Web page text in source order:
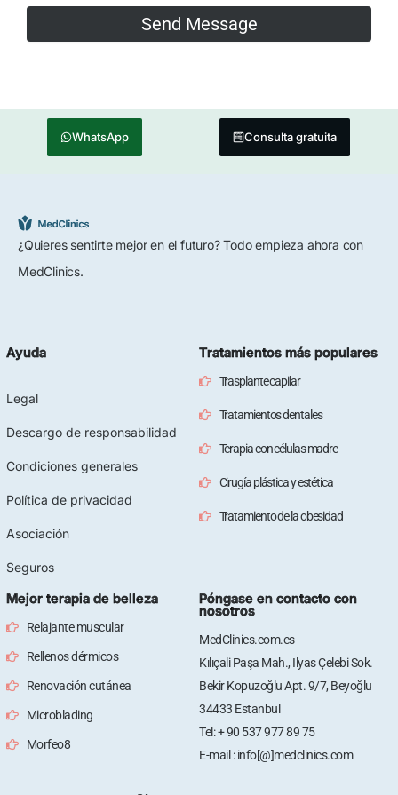
WhatsApp Consulta gratuita
¿Quieres sentirte mejor en el futuro? Todo empieza ahora con
MedClinics.
Ayuda
Legal
Descargo de responsabilidad
Condiciones generales
Política de privacidad
Asociación
Seguros
Tratamientos más populares
Trasplante capilar
Tratamientos dentales
Terapia con células madre
Cirugía plástica y estética
Tratamiento de la obesidad
Mejor terapia de belleza
Relajante muscular
Rellenos dérmicos
Renovación cutánea
Microblading
Morfeo8
Póngase en contacto con
nosotros
MedClinics.com.es
Kılıçali Paşa Mah., Ilyas Çelebi Sok.
Bekir Kopuzoğlu Apt. 9/7, Beyoğlu
34433 Estanbul
Tel: + 90 537 977 89 75
E-mail : info[@]medclinics.com